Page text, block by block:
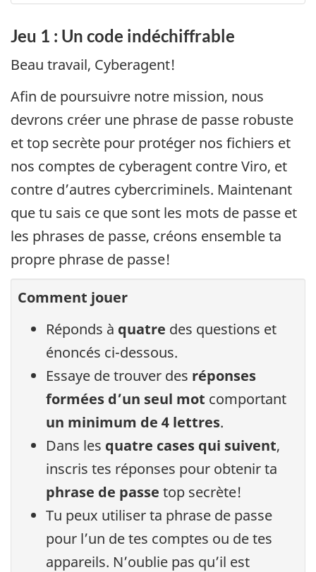
Jeu 1 : Un code indéchiffrable
Beau travail, Cyberagent!
Afin de poursuivre notre mission, nous
devrons créer une phrase de passe robuste
et top secrète pour protéger nos fichiers et
nos comptes de cyberagent contre Viro, et
contre d’autres cybercriminels. Maintenant
que tu sais ce que sont les mots de passe et
les phrases de passe, créons ensemble ta
propre phrase de passe!
Comment jouer
Réponds à quatre des questions et
énoncés ci-dessous.
Essaye de trouver des réponses
formées d’un seul mot comportant
un minimum de 4 lettres.
Dans les quatre cases qui suivent,
inscris tes réponses pour obtenir ta
phrase de passe top secrète!
Tu peux utiliser ta phrase de passe
pour l’un de tes comptes ou de tes
appareils. N’oublie pas qu’il est